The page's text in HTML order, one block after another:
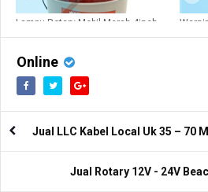
Lampu Rotary Mobil Merah 4inch
Online
Jual LLC Kabel Local Uk 35 – 70
Jual Rotary 12V - 24V